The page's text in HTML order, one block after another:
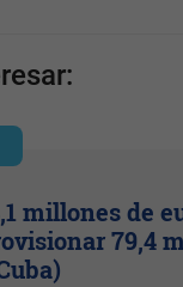
millones de
79,4